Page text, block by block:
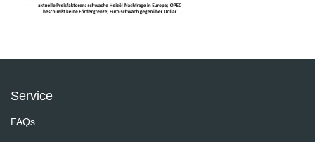
Service
FAQs